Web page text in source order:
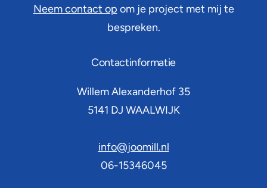
Neem contact op om je project met mij te
bespreken.
Contactinformatie
Willem Alexanderhof 35
5141 DJ WAALWIJK
info@joomill.nl
06-15346045